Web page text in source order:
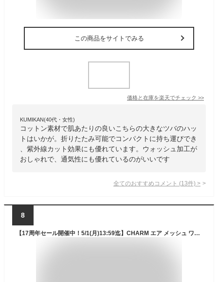
この商品をサイトでみる
価格と在庫を楽天でチェック >>
KUMIKAN(40代・女性)
コットン素材で肌あたりの良いこちらの大きなツバのハッ
トはいかが。折りたたみ可能でコンパクトに持ち運びでき
、紫外線カット効果にも優れています。ウォッシュ加工が
おしゃれで、通気性にも優れているのがいいです
全てのおすすめコメント (13件) >
8
【17周年セール開催中！5/1(月)13:59迄】CHARM エア メッシュ ワークキャップ | メンズ レディース 春 夏 春夏 春用 夏用 帽子 キャップ メッシュキャップ 大きいサイズ 大きめ 紫外線 UV 日除け帽子 日よけ帽子 おしゃれ アウトドア 自転車 登山 涼しい スポーツ 洗える